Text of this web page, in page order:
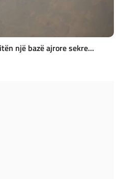
një bazë ajrore sekre...